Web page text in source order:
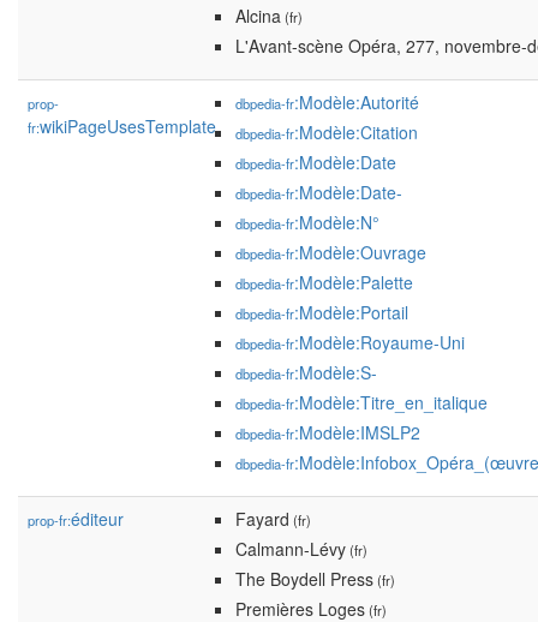
Alcina(fr)
L'Avant-scène Opéra, 277, novembre-
prop-
fr:wikiPageUsesTemplate
dbpedia-fr:Modèle:Autorité
dbpedia-fr:Modèle:Citation
dbpedia-fr:Modèle:Date
dbpedia-fr:Modèle:Date-
dbpedia-fr:Modèle:N°
dbpedia-fr:Modèle:Ouvrage
dbpedia-fr:Modèle:Palette
dbpedia-fr:Modèle:Portail
dbpedia-fr:Modèle:Royaume-Uni
dbpedia-fr:Modèle:S-
dbpedia-fr:Modèle:Titre_en_italique
dbpedia-fr:Modèle:IMSLP2
dbpedia-fr
prop-fr:éditeur Fayard (fr)
Calmann-Lévy(fr)
The Boydell Press(fr)
Premières Loges(fr)